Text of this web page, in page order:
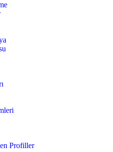
Profiller